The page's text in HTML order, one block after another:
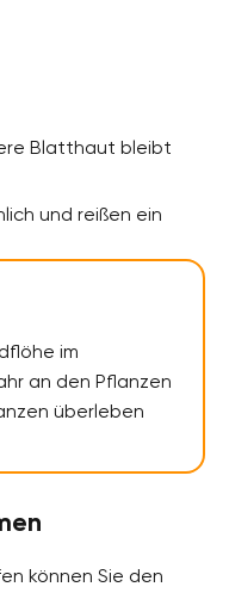
Blatthaut bleibt
und reißen ein
im
an den Pflanzen
überleben
können Sie den